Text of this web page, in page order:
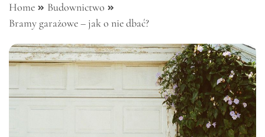
Home
Budownictwo
Bramy garażowe – jak o nie dbać?